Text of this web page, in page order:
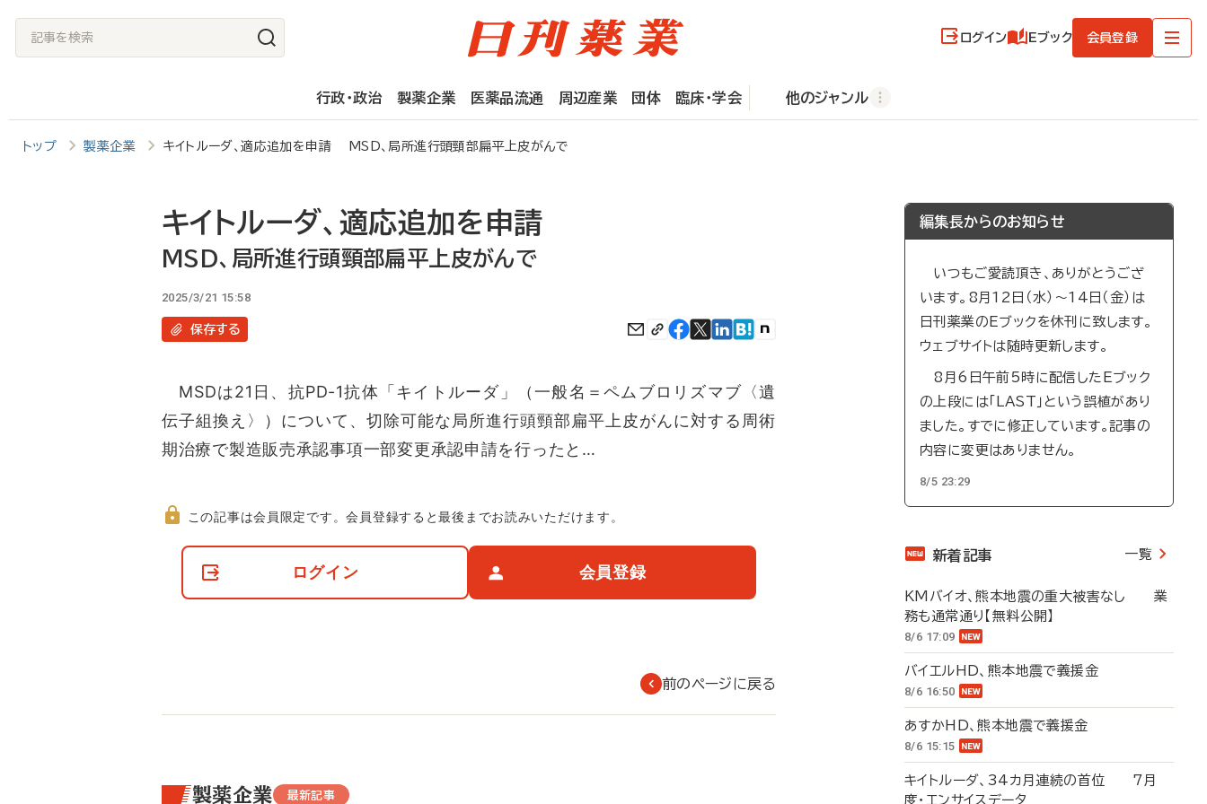
記
事
検
索
ログイン Eブック 会員登録
行政・政治 製薬企業 医薬品流通 周辺産業 団体 臨床・学会 他のジャンル
トップ 製薬企業 キイトルーダ、適応追加を申請 MSD、局所進行頭頸部扁平上皮がんで
キイトルーダ、適応追加を申請
MSD、局所進行頭頸部扁平上皮がんで
2025/3/21 15:58
保存する
MSDは21日、抗PD-1抗体「キイトルーダ」（一般名＝ペムブロリズマブ〈遺
伝子組換え〉）について、切除可能な局所進行頭頸部扁平上皮がんに対する周術
期治療で製造販売承認事項一部変更承認申請を行ったと…
て
この記事は会員限定です。会員登録すると最後までお読みいただけます。
ログイン 会員登録
前のページに戻る
製薬企業 最新記事
編集長からのお知らせ
いつもご愛読頂き、ありがとうござ
います。8月12日（水）～14日（金）は
日刊薬業のEブックを休刊に致します。
ウェブサイトは随時更新します。
8月6日午前5時に配信したEブック
の上段には「LAST」という誤植があり
ました。すでに修正しています。記事の
内容に変更はありません。
8/5 23:29
新着記事 一覧
KMバイオ、熊本地震の重大被害なし 業
務も通常通り【無料公開】
8/6 17:09
バイエルHD、熊本地震で義援金
8/6 16:50
あすかHD、熊本地震で義援金
8/6 15:15
キイトルーダ、34カ月連続の首位 7月
度・エンサイスデータ